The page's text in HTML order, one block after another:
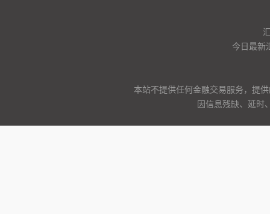
今日最新
本站不提供任何金融交易服务，提
因信息残缺、延时